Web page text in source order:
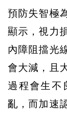
預防失智極
顯示，視力
內障阻擋光
會大減，且
過程會生不
亂，而加速